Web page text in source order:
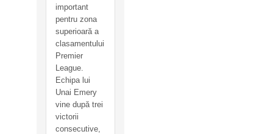
important
pentru zona
superioară a
clasamentului
Premier
League.
Echipa lui
Unai Emery
vine după trei
victorii
consecutive,